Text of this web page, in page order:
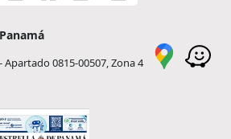
Apartado 0815-00507, Zona 4